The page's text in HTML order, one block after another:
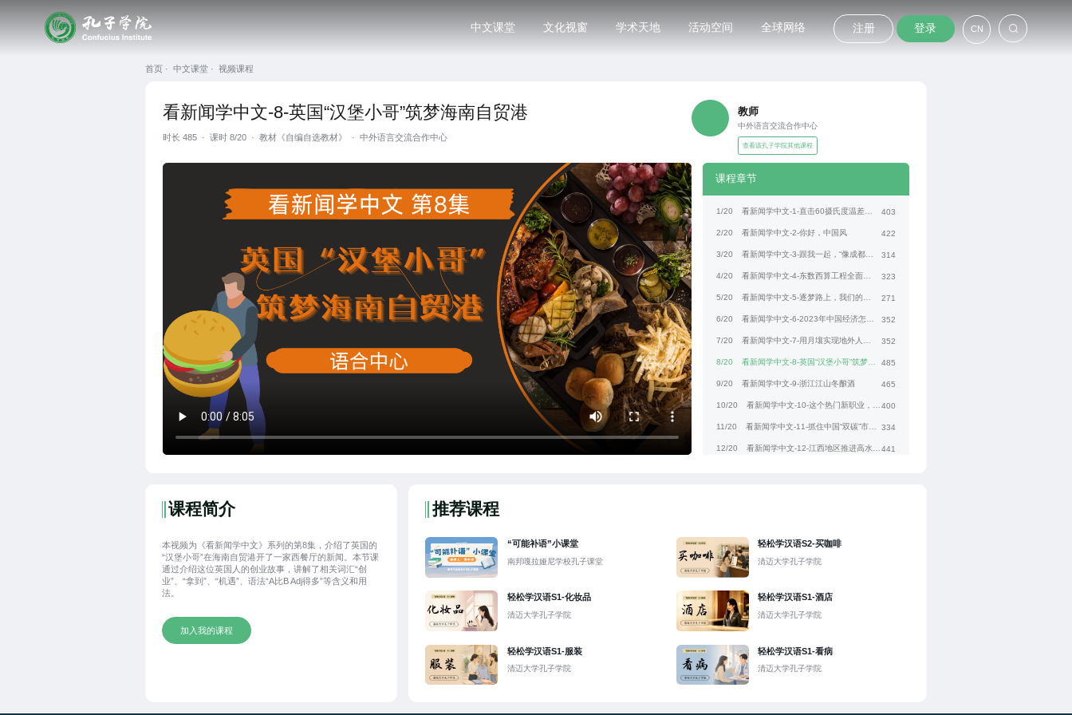
中文课堂 文化视窗 学术天地 活动空间 全球网络 注册 登录 CN
首页 · 中文课堂 · 视频课程
看新闻学中文-8-英国“汉堡小哥”筑梦海南自贸港
时长485 · 课时 8/20 · 教材《自编自选教材》 · 中外语言交流合作中心
教师
中外语言交流合作中心
查看该孔子学院其他课程
课程章节
1/20 403
2/20 看新闻学中文-2-你好，中国风 422
3/20 314
4/20 323
5/20 271
6/20 352
7/20 352
8/20 485
9/20 看新闻学中文-9-浙江江山冬酿酒 465
10/20 400
11/20 334
12/20 441
17/20
18/20
19/20
20/20 看新闻学中文-20-海南掀起航空运动热
课程简介
本视频为《看新闻学中文》系列的第8集，介绍了英国的
“汉堡小哥”在海南自贸港开了一家西餐厅的新闻。本节课
通过介绍这位英国人的创业故事，讲解了相关词汇“创
业”、“拿到”、“机遇”、语法“A比B Adj得多”等含义和用
法。
加入我的课程
推荐课程
“可能补语”小课堂
南邦嘎拉娅尼学校孔子课堂
轻松学汉语S2-买咖啡
清迈大学孔子学院
轻松学汉语S1-化妆品
清迈大学孔子学院
轻松学汉语S1-酒店
清迈大学孔子学院
轻松学汉语S1-服装
清迈大学孔子学院
轻松学汉语S1-看病
清迈大学孔子学院